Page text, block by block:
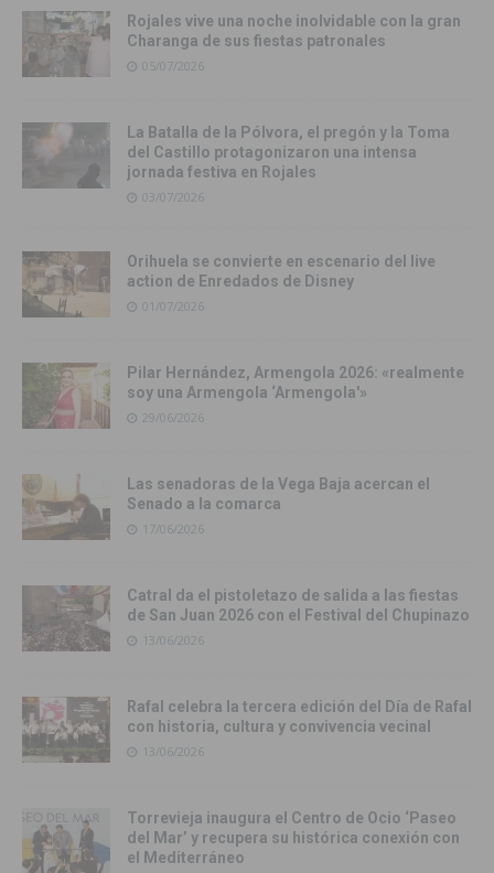
Rojales vive una noche inolvidable con la gran
Charanga de sus fiestas patronales
05/07/2026
La Batalla de la Pólvora, el pregón y la Toma
del Castillo protagonizaron una intensa
jornada festiva en Rojales
03/07/2026
Orihuela se convierte en escenario del live
action de Enredados de Disney
01/07/2026
Pilar Hernández, Armengola 2026: «realmente
soy una Armengola ‘Armengola'»
29/06/2026
Las senadoras de la Vega Baja acercan el
Senado a la comarca
17/06/2026
Catral da el pistoletazo de salida a las fiestas
de San Juan 2026 con el Festival del Chupinazo
13/06/2026
Rafal celebra la tercera edición del Día de Rafal
con historia, cultura y convivencia vecinal
13/06/2026
Torrevieja inaugura el Centro de Ocio ‘Paseo
del Mar’ y recupera su histórica conexión con
el Mediterráneo